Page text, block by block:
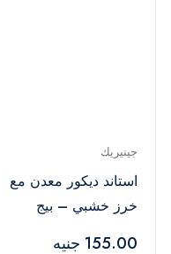
جينيريك
استاند ديكور معدن مع
خرز خشبي – بيج
155.00 جنيه